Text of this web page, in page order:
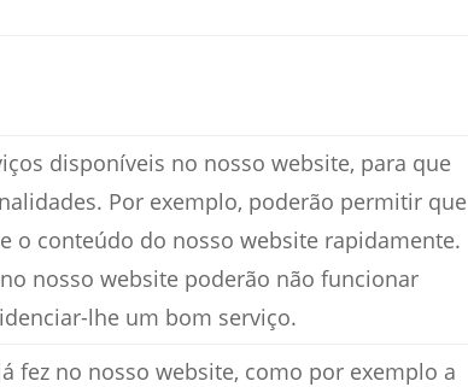
disponíveis no nosso website, para que
Por exemplo, poderão permitir que
o conteúdo do nosso website rapidamente.
nosso website poderão não funcionar
lhe um bom serviço.
fez no nosso website, como por exemplo a